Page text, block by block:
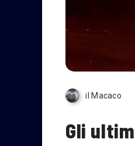
il Macaco
Gli